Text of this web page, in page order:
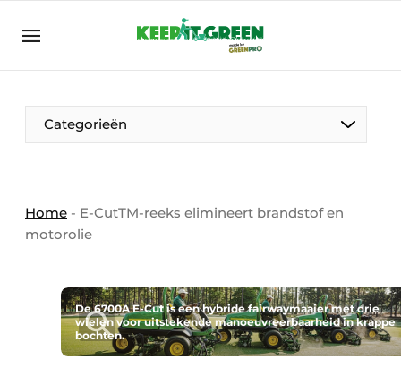
NL ENG FR
Categorieën
Home - E-CutTM-reeks elimineert brandstof en
motorolie
De 6700A E-Cut is een hybride fairwaymaaier met drie
wielen voor uitstekende manoeuvreerbaarheid in krappe
bochten.